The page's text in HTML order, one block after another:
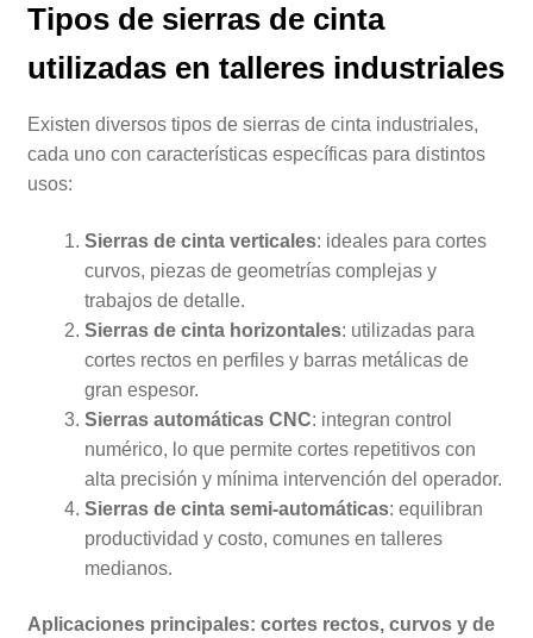
Tipos de sierras de cinta
utilizadas en talleres industriales
Existen diversos tipos de sierras de cinta industriales,
cada uno con características específicas para distintos
usos:
Sierras de cinta verticales: ideales para cortes
curvos, piezas de geometrías complejas y
trabajos de detalle.
Sierras de cinta horizontales: utilizadas para
cortes rectos en perfiles y barras metálicas de
gran espesor.
Sierras automáticas CNC: integran control
numérico, lo que permite cortes repetitivos con
alta precisión y mínima intervención del operador.
Sierras de cinta semi-automáticas: equilibran
productividad y costo, comunes en talleres
medianos.
Aplicaciones principales: cortes rectos, curvos y de